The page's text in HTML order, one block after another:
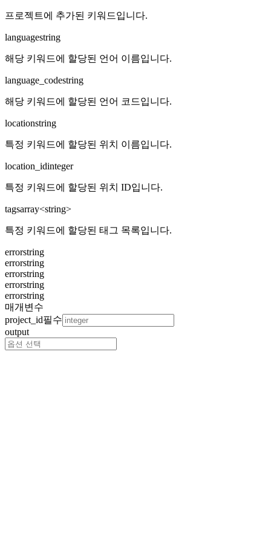
프로젝트에 추가된 키워드입니다.
languagestring
해당 키워드에 할당된 언어 이름입니다.
language_codestring
해당 키워드에 할당된 언어 코드입니다.
locationstring
특정 키워드에 할당된 위치 이름입니다.
location_idinteger
특정 키워드에 할당된 위치 ID입니다.
tagsarray<string>
특정 키워드에 할당된 태그 목록입니다.
errorstring
errorstring
errorstring
errorstring
errorstring
매개변수
project_id필수
output